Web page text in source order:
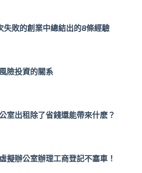
失敗的創業中總結出的8條經驗
險投資的關系
室出租除了省錢還能帶來什麽？
擬辦公室辦理工商登記不塞車！